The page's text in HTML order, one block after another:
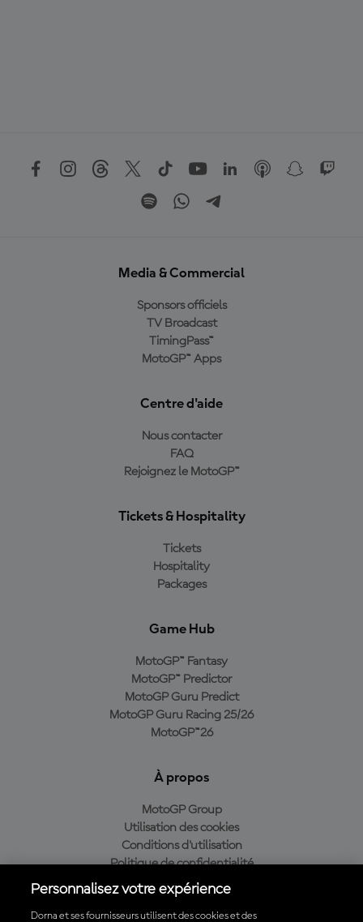
Media & Commercial
Sponsors officiels
TV Broadcast
TimingPass™
MotoGP™ Apps
Centre d'aide
Nous contacter
FAQ
Rejoignez le MotoGP™
Tickets & Hospitality
Tickets
Hospitality
Packages
Game Hub
MotoGP™ Fantasy
MotoGP™ Predictor
MotoGP Guru Predict
MotoGP Guru Racing 25/26
MotoGP™26
À propos
MotoGP Group
Utilisation des cookies
Conditions d'utilisation
Politique de confidentialité
Politique d’achat
Personnalisez votre expérience
Dorna et ses fournisseurs utilisent des cookies et des